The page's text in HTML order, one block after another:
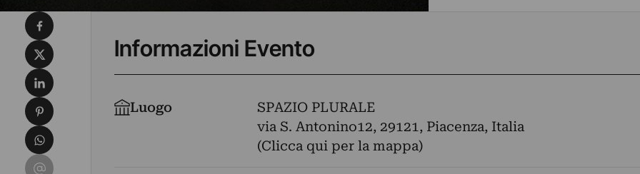
Informazioni Evento
Luogo
SPAZIO PLURALE
via S. Antonino12, 29121, Piacenza, Italia
(Clicca qui per la mappa)
Condividi su Facebook
Condividi su X
Condividi su LinkedIn
Condividi su Pinterest
Condividi su WhatsApp
Condividi su Email